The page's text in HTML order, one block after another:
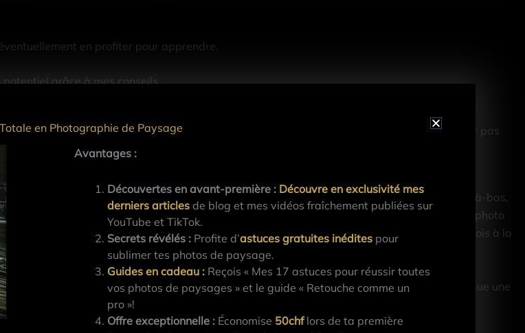
en profiter pour apprendre.
grâce à mes conseils.
Pas de frustration d’avoir raté la photo ou de n’avoir pas vu l’endroit ou encore de n’avoir pas
je partais sans avoir vraiment préparé les endroits à prendre en photo. Si bien qu’une fois là-bas,
temps pour définir ma composition, savoir quoi utiliser pour mon 1
er
plan afin de rendre la photo
aussi déçu et je savais que je n’avais pas fait les meilleures photos sur le terrain. Et une fois à la
voyage.
j’ai réfléchi à ce qui pourrait m’aider. Rapidement, j’ai pensé à la préparation, c’était presque une
en Photographie de Paysage
Avantages :
Découvertes en avant-première : Découvre en exclusivité mes
derniers articles de blog et mes vidéos fraîchement publiées sur
YouTube et TikTok.
Secrets révélés : Profite d’astuces gratuites inédites pour
sublimer tes photos de paysage.
Guides en cadeau : Reçois « Mes 17 astuces pour réussir toutes
vos photos de paysages » et le guide « Retouche comme un
pro »!
Offre exceptionnelle : Économise 50chflors de ta première